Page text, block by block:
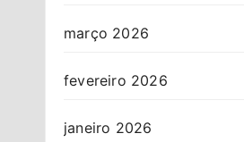
março 2026
fevereiro 2026
janeiro 2026